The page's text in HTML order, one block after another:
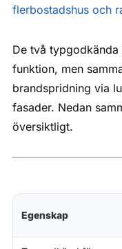
flerbostadshus och
De två
funktion, men
brandspridning via
fasader. Nedan
översiktligt.
Egenskap